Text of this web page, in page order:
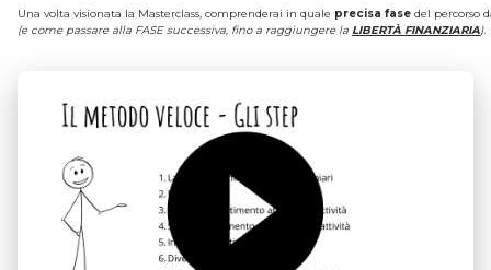
Una volta visionata la Masterclass, comprenderai in quale precisa fase del percorso
(e come passare alla FASE successiva, fino a raggiungere la LIBERTÀ FINANZIARIA).